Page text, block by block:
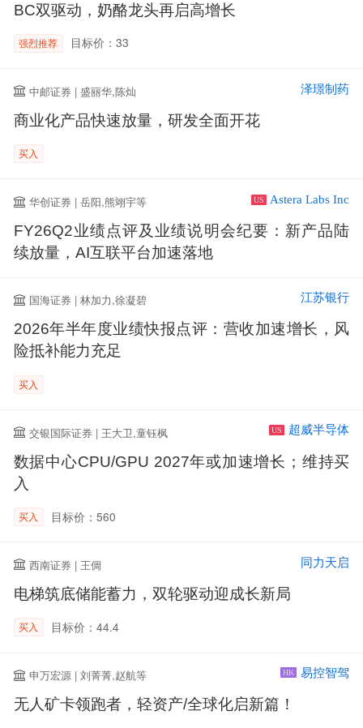
BC双驱动，奶酪龙头再启高增长
强烈推荐 目标价：33
中邮证券 | 盛丽华,陈灿 泽璟制药
商业化产品快速放量，研发全面开花
买入
华创证券 | 岳阳,熊翊宇等 US Astera Labs Inc
FY26Q2业绩点评及业绩说明会纪要：新产品陆
续放量，AI互联平台加速落地
国海证券 | 林加力,徐凝碧 江苏银行
2026年半年度业绩快报点评：营收加速增长，风
险抵补能力充足
买入
交银国际证券 | 王大卫,童钰枫 US 超威半导体
数据中心CPU/GPU 2027年或加速增长；维持买
入
买入 目标价：560
西南证券 | 王倜 同力天启
电梯筑底储能蓄力，双轮驱动迎成长新局
买入 目标价：44.4
申万宏源 | 刘菁菁,赵航等 HK 易控智驾
无人矿卡领跑者，轻资产/全球化启新篇！